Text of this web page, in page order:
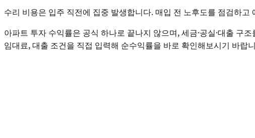
수리 비용은 입주 직전에 집중 발생합니다. 매입 전 노후도를 점검하
아파트 투자 수익률은 공식 하나로 끝나지 않으며, 세금·공실·대출
임대료, 대출 조건을 직접 입력해 순수익률을 바로 확인해보시기 바랍